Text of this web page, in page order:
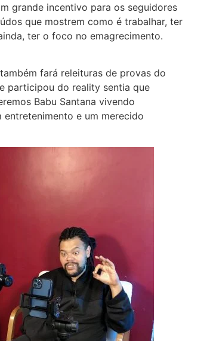
grande incentivo para os seguidores
que mostrem como é trabalhar, ter
ter o foco no emagrecimento.
fará releituras de provas do
participou do reality sentia que
Babu Santana vivendo
e um merecido